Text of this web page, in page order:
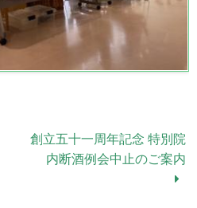
創立五十一周年記念 特別院
内断酒例会中止のご案内